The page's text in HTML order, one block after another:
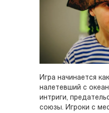
Игра начинается
налетевший с
интриги,
союзы. Игроки с